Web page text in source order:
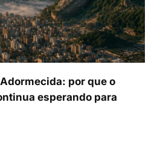
por que o
esperando para